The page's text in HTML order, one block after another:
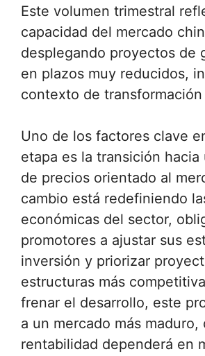
Este volumen trimestral
capacidad del mercado
desplegando proyectos de
en plazos muy reducidos,
contexto de
Uno de los factores clave
etapa es la transición hacia
de precios orientado al
cambio está redefiniendo
económicas del sector,
promotores a ajustar sus
inversión y priorizar
estructuras más
frenar el desarrollo, este
a un mercado más maduro,
rentabilidad dependerá en